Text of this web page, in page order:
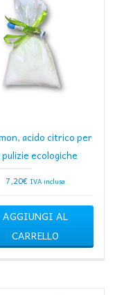
acido citrico per
pulizie ecologiche
7,20€ IVA inclusa
AGGIUNGI AL
CARRELLO